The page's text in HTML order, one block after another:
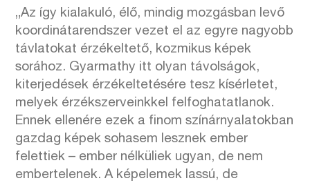
„Az így kialakuló, élő, mindig mozgásban levő
koordinátarendszer vezet el az egyre nagyobb
távlatokat érzékeltető, kozmikus képek
sorához. Gyarmathy itt olyan távolságok,
kiterjedések érzékeltetésére tesz kísérletet,
melyek érzékszerveinkkel felfoghatatlanok.
Ennek ellenére ezek a finom színárnyalatokban
gazdag képek sohasem lesznek ember
felettiek – ember nélküliek ugyan, de nem
embertelenek. A képelemek lassú, de